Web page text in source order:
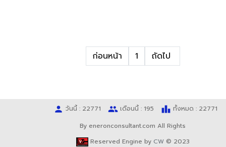
ก่อนหน้า 1 ถัดไป
person วันนี้ : 22771 people เดือนนี้ : 195 leaderboard ทั้งหมด : 22771
By eneronconsultant.com All Rights
Reserved Engine by CW © 2023